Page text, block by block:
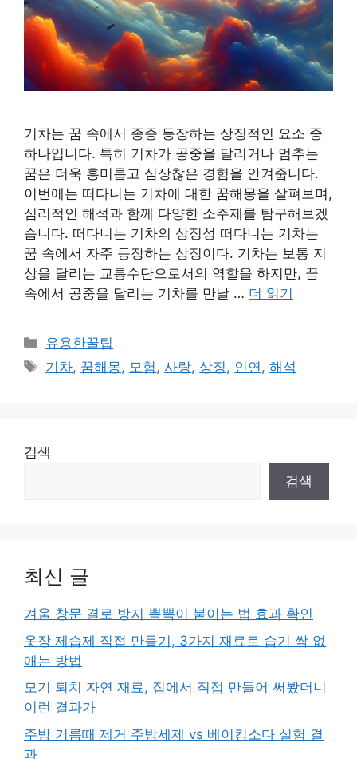
기차는 꿈 속에서 종종 등장하는 상징적인 요소 중
하나입니다. 특히 기차가 공중을 달리거나 멈추는
꿈은 더욱 흥미롭고 심상찮은 경험을 안겨줍니다.
이번에는 떠다니는 기차에 대한 꿈해몽을 살펴보며,
심리적인 해석과 함께 다양한 소주제를 탐구해보겠
습니다. 떠다니는 기차의 상징성 떠다니는 기차는
꿈 속에서 자주 등장하는 상징이다. 기차는 보통 지
상을 달리는 교통수단으로서의 역할을 하지만, 꿈
속에서 공중을 달리는 기차를 만날 … 더 읽기
카
테
유용한꿀팁
태
기차, 꿈해몽, 모험,사랑, 상징, 인연,해석
검색
검색
최신 글
겨울 창문 결로 방지 뽁뽁이 붙이는 법 효과 확인
옷장 제습제 직접 만들기, 3가지 재료로 습기 싹 없
애는 방법
모기 퇴치 자연 재료, 집에서 직접 만들어 써봤더니
이런 결과가
주방 기름때 제거 주방세제 vs 베이킹소다 실험 결
과